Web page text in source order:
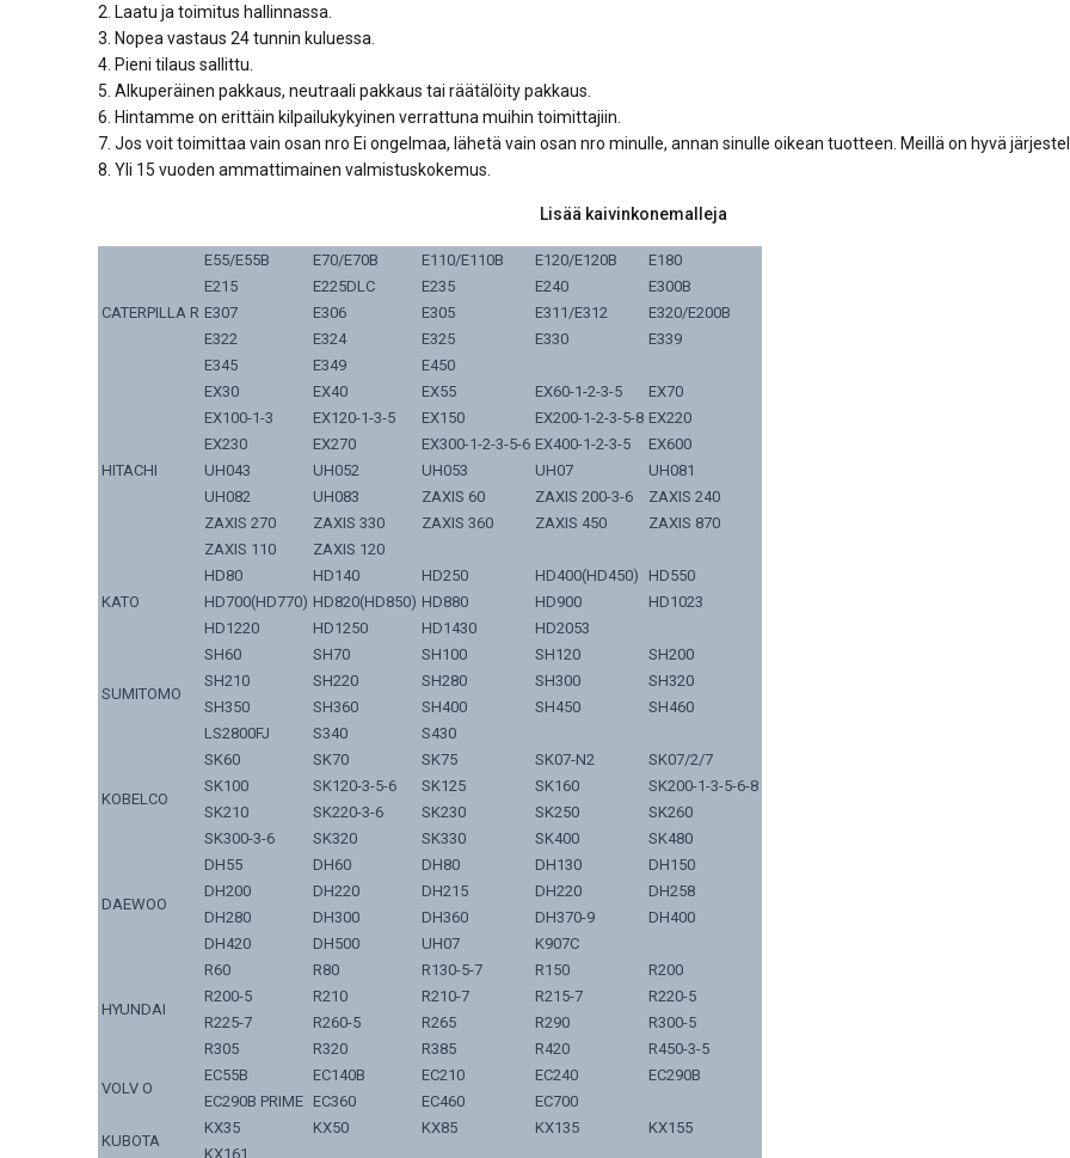
2. Laatu ja toimitus hallinnassa.
3. Nopea vastaus 24 tunnin kuluessa.
4. Pieni tilaus sallittu.
5. Alkuperäinen pakkaus, neutraali pakkaus tai räätälöity pakkaus.
6. Hintamme on erittäin kilpailukykyinen verrattuna muihin toimittajiin.
7. Jos voit toimittaa vain osan nro Ei ongelmaa, lähetä vain osan nro minulle, annan sinulle oikean tuotteen. Meillä on hyvä
8. Yli 15 vuoden ammattimainen valmistuskokemus.
Lisää kaivinkonemalleja
CATERPILLA R
E55/E55B E70/E70B E110/E110B E120/E120B
E180
E215
E225DLC E235 E240
E300B
E307
E306 E305 E311/E312
E320/E200B
E322
E324 E325 E330
E339
E345
E349 E450
HITACHI
EX30 EX40 EX55 EX60-1-2-3-5
EX70
EX100-1-3
EX120-1-3-5 EX150 EX200-1-2-3-5-8 EX220
EX230
EX270 EX300-1-2-3-5-6 EX400-1-2-3-5
EX600
UH043
UH052 UH053 UH07
UH081
UH082
UH083 ZAXIS 60 ZAXIS 200-3-6
ZAXIS 240
ZAXIS 270
ZAXIS 330 ZAXIS 360 ZAXIS 450
ZAXIS 870
ZAXIS 110
ZAXIS 120
KATO
HD80 HD140 HD250 HD400(HD450)
HD550
HD700(HD770) HD820(HD850) HD880 HD900
HD1023
HD1220
HD1250 HD1430 HD2053
SUMITOMO
SH60 SH70 SH100 SH120
SH200
SH210
SH220 SH280 SH300
SH320
SH350
SH360 SH400 SH450
SH460
LS2800FJ
S340 S430
KOBELCO
SK60 SK70 SK75 SK07-N2
SK07/2/7
SK100
SK120-3-5-6 SK125 SK160
SK200-1-3-5-6-8
SK210
SK220-3-6 SK230 SK250
SK260
SK300-3-6
SK320 SK330 SK400 SK480
DAEWOO
DH55 DH60 DH80 DH130
DH150
DH200
DH220 DH215 DH220
DH258
DH280
DH300 DH360 DH370-9
DH400
DH420
DH500 UH07 K907C
HYUNDAI
R60 R80 R130-5-7 R150
R200
R200-5
R210 R210-7 R215-7
R220-5
R225-7
R260-5 R265 R290
R300-5
R305
R320 R385 R420 R450-3-5
VOLV O
EC55B EC140B EC210 EC240
EC290B
EC290B PRIME EC360 EC460 EC700
KUBOTA
KX35 KX50 KX85 KX135
KX155
KX161